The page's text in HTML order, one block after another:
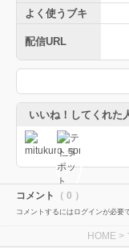
よく使うブキ
配信URL
いいね！してくれた
コメント （ 0 ）
コメントするにはログインが必要
HOME >